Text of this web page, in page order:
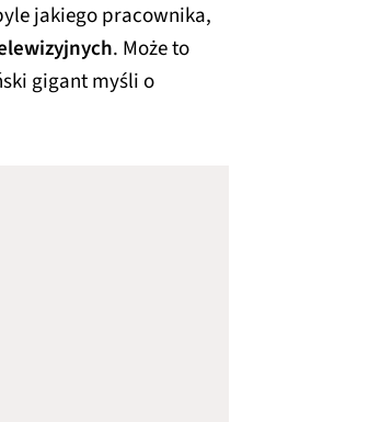
jakiego pracownika,
. Może to
gigant myśli o